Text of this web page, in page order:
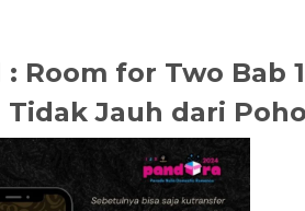
: Room for Two Bab
Jauh dari